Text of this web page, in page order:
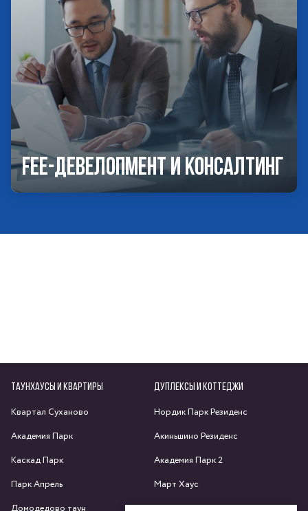
Fee-девелопмент и консалтинг
ТАУНХАУСЫ И КВАРТИРЫ
Квартал Суханово
Академия Парк
Каскад Парк
Парк Апрель
ДУПЛЕКСЫ И КОТТЕДЖИ
Нордик Парк Резиденс
Акиньшино Резиденс
Академия Парк 2
Март Хаус